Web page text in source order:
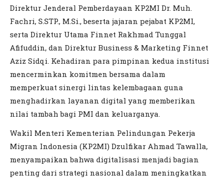
Direktur Jenderal Pemberdayaan KP2MI Dr. Muh.
Fachri, S.STP., M.Si., beserta jajaran pejabat KP2MI,
serta Direktur Utama Finnet Rakhmad Tunggal
Afifuddin, dan Direktur Business & Marketing Finnet
Aziz Sidqi. Kehadiran para pimpinan kedua institusi
mencerminkan komitmen bersama dalam
memperkuat sinergi lintas kelembagaan guna
menghadirkan layanan digital yang memberikan
nilai tambah bagi PMI dan keluarganya.
Wakil Menteri Kementerian Pelindungan Pekerja
Migran Indonesia (KP2MI) Dzulfikar Ahmad Tawalla,
menyampaikan bahwa digitalisasi menjadi bagian
penting dari strategi nasional dalam meningkatkan